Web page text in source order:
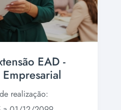
EAD -
realização: